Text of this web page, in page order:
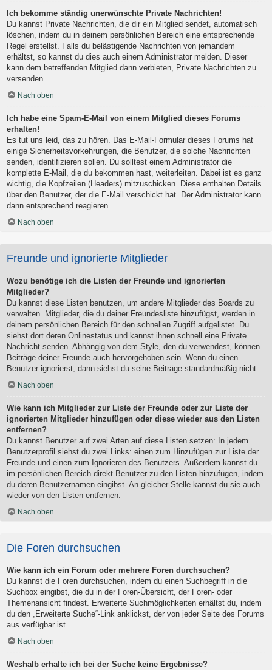
Ich bekomme ständig unerwünschte Private Nachrichten!
Du kannst Private Nachrichten, die dir ein Mitglied sendet, automatisch
löschen, indem du in deinem persönlichen Bereich eine entsprechende
Regel erstellst. Falls du belästigende Nachrichten von jemandem
erhältst, so kannst du dies auch einem Administrator melden. Dieser
kann dem betreffenden Mitglied dann verbieten, Private Nachrichten zu
versenden.
Nach oben
Ich habe eine Spam-E-Mail von einem Mitglied dieses Forums
erhalten!
Es tut uns leid, das zu hören. Das E-Mail-Formular dieses Forums hat
einige Sicherheitsvorkehrungen, die Benutzer, die solche Nachrichten
senden, identifizieren sollen. Du solltest einem Administrator die
komplette E-Mail, die du bekommen hast, weiterleiten. Dabei ist es ganz
wichtig, die Kopfzeilen (Headers) mitzuschicken. Diese enthalten Details
über den Benutzer, der die E-Mail verschickt hat. Der Administrator kann
dann entsprechend reagieren.
Nach oben
Freunde und ignorierte Mitglieder
Wozu benötige ich die Listen der Freunde und ignorierten
Mitglieder?
Du kannst diese Listen benutzen, um andere Mitglieder des Boards zu
verwalten. Mitglieder, die du deiner Freundesliste hinzufügst, werden in
deinem persönlichen Bereich für den schnellen Zugriff aufgelistet. Du
siehst dort deren Onlinestatus und kannst ihnen schnell eine Private
Nachricht senden. Abhängig von dem Style, den du verwendest, können
Beiträge deiner Freunde auch hervorgehoben sein. Wenn du einen
Benutzer ignorierst, dann siehst du seine Beiträge standardmäßig nicht.
Nach oben
Wie kann ich Mitglieder zur Liste der Freunde oder zur Liste der
ignorierten Mitglieder hinzufügen oder diese wieder aus den Listen
entfernen?
Du kannst Benutzer auf zwei Arten auf diese Listen setzen: In jedem
Benutzerprofil siehst du zwei Links: einen zum Hinzufügen zur Liste der
Freunde und einen zum Ignorieren des Benutzers. Außerdem kannst du
im persönlichen Bereich direkt Benutzer zu den Listen hinzufügen, indem
du deren Benutzernamen eingibst. An gleicher Stelle kannst du sie auch
wieder von den Listen entfernen.
Nach oben
Die Foren durchsuchen
Wie kann ich ein Forum oder mehrere Foren durchsuchen?
Du kannst die Foren durchsuchen, indem du einen Suchbegriff in die
Suchbox eingibst, die du in der Foren-Übersicht, der Foren- oder
Themenansicht findest. Erweiterte Suchmöglichkeiten erhältst du, indem
du den „Erweiterte Suche“-Link anklickst, der von jeder Seite des Forums
aus verfügbar ist.
Nach oben
Weshalb erhalte ich bei der Suche keine Ergebnisse?